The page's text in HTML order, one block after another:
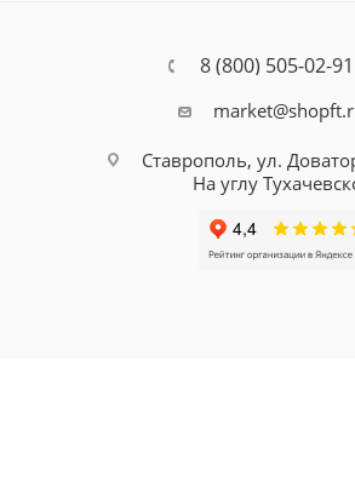
8 (800) 505-02-91
Ставрополь, ул.
На углу